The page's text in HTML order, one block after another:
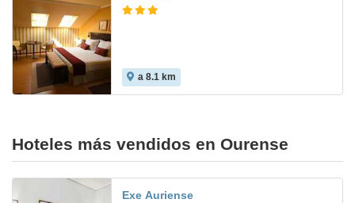
a 8.1 km
Hoteles más vendidos en Ourense
Exe Auriense